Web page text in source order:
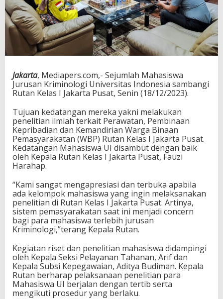
Jakarta, Mediapers.com,- Sejumlah Mahasiswa
Jurusan Kriminologi Universitas Indonesia sambangi
Rutan Kelas I Jakarta Pusat, Senin (18/12/2023).
Tujuan kedatangan mereka yakni melakukan
penelitian ilmiah terkait Perawatan, Pembinaan
Kepribadian dan Kemandirian Warga Binaan
Pemasyarakatan (WBP) Rutan Kelas I Jakarta Pusat.
Kedatangan Mahasiswa UI disambut dengan baik
oleh Kepala Rutan Kelas I Jakarta Pusat, Fauzi
Harahap.
“Kami sangat mengapresiasi dan terbuka apabila
ada kelompok mahasiswa yang ingin melaksanakan
penelitian di Rutan Kelas I Jakarta Pusat. Artinya,
sistem pemasyarakatan saat ini menjadi concern
bagi para mahasiswa terlebih jurusan
Kriminologi,”terang Kepala Rutan.
Kegiatan riset dan penelitian mahasiswa didampingi
oleh Kepala Seksi Pelayanan Tahanan, Arif dan
Kepala Subsi Kepegawaian, Aditya Budiman. Kepala
Rutan berharap pelaksanaan penelitian para
Mahasiswa UI berjalan dengan tertib serta
mengikuti prosedur yang berlaku.